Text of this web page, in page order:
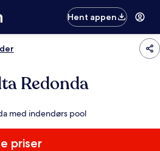
Hent appen
Redonda
med indendørs pool
priser